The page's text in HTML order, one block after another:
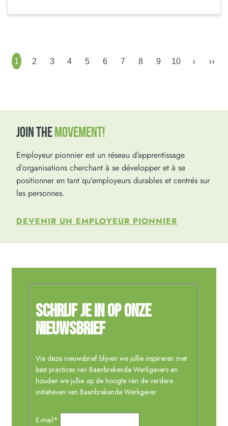
1 2 3 4 5 6 7 8 9 10 › ››
JOIN THEMOVEMENT!
Employeur pionnier est un réseau d’apprentissage
d’organisations cherchant à se développer et à se
positionner en tant qu’employeurs durables et centrés sur
les personnes.
DEVENIR UN EMPLOYEUR PIONNIER